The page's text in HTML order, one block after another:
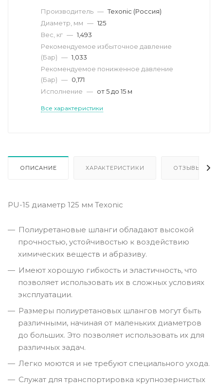
Производитель — Texonic (Россия)
Диаметр, мм — 125
Вес, кг — 1,493
Рекомендуемое избыточное давление
(Бар) — 1,033
Рекомендуемое пониженное давление
(Бар) — 0,171
Исполнение — от 5 до 15 м
Все характеристики
ОПИСАНИЕ ХАРАКТЕРИСТИКИ ОТЗЫВЫ
PU-15 диаметр 125 мм Texonic
Полиуретановые шланги обладают высокой
прочностью, устойчивостью к воздействию
химических веществ и абразиву.
Имеют хорошую гибкость и эластичность, что
позволяет использовать их в сложных условиях
эксплуатации.
Размеры полиуретановых шлангов могут быть
различными, начиная от маленьких диаметров
до больших. Это позволяет использовать их для
различных задач.
Легко моются и не требуют специального ухода.
Служат для транспортировка крупнозернистых